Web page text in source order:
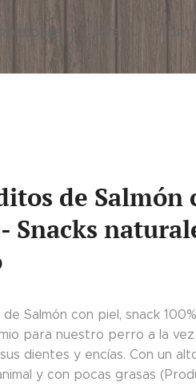
ROEDORES AVES
de Salmón
Snacks
Salmón con piel, snack
para nuestro perro a la vez
dientes y encías. Con un
y con pocas grasas